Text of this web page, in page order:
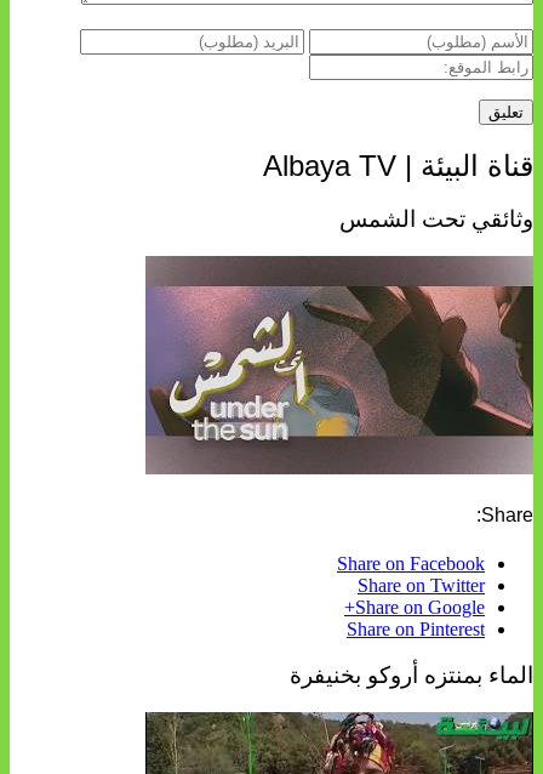
قناة البيئة | Albaya TV
وثائقي تحت الشمس
Share:
Share on Facebook
Share on Twitter
Share on Google+
Share on Pinterest
الماء بمنتزه أروكو بخنيفرة